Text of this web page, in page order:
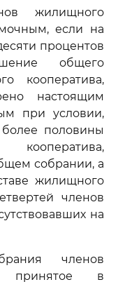
жилищного
если на
процентов
общего
кооператива,
настоящим
при условии,
половины
собрании, а
жилищного
членов
на
членов
принятое в